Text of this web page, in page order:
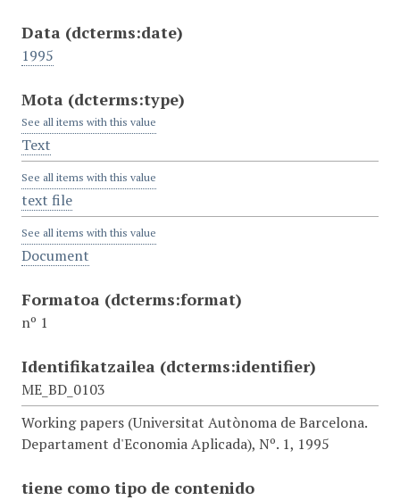
Data (dcterms:date)
1995
Mota (dcterms:type)
See all items with this value
Text
See all items with this value
text file
See all items with this value
Document
Formatoa (dcterms:format)
nº 1
Identifikatzailea (dcterms:identifier)
ME_BD_0103
Working papers (Universitat Autònoma de Barcelona.
Departament d'Economia Aplicada), Nº. 1, 1995
tiene como tipo de contenido